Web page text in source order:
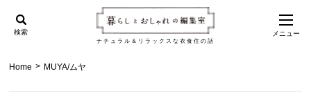
ナチュラル＆リラックスな衣食住の話
検索 メニュー
Home > MUYA/ムヤ